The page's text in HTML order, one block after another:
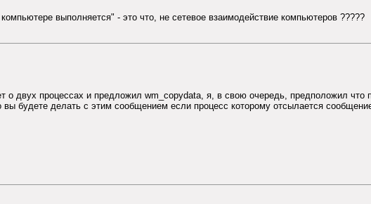
выполняется" - это что, не сетевое взаимодействие компьютеров ?????
о двух процессах и предложил wm_copydata, я, в свою очередь, предположил что
будете делать с этим сообщением если процесс которому отсылается